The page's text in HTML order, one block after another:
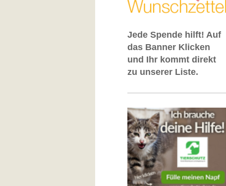
Jede Spende hilft! Auf
das Banner Klicken
und Ihr kommt direkt
zu unserer Liste.